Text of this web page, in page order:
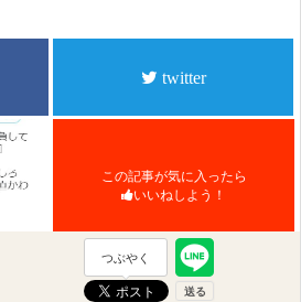
twitter
この記事が気に入ったら
いいねしよう！
つぶやく